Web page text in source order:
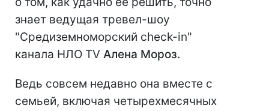
знает ведущая тревел-шоу
"Средиземноморский check-in"
канала НЛО TV Алена Мороз.
Ведь совсем недавно она вместе с
семьей, включая четырехмесячных